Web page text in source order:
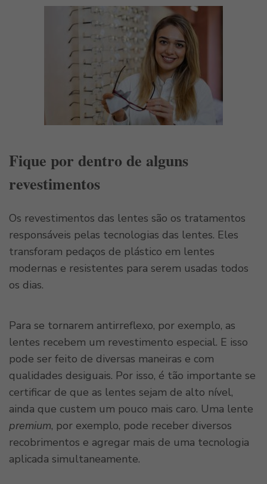
Fique por dentro de alguns
revestimentos
Os revestimentos das lentes são os tratamentos
responsáveis pelas tecnologias das lentes. Eles
transforam pedaços de plástico em lentes
modernas e resistentes para serem usadas todos
os dias.
Para se tornarem antirreflexo, por exemplo, as
lentes recebem um revestimento especial. E isso
pode ser feito de diversas maneiras e com
qualidades desiguais. Por isso, é tão importante se
certificar de que as lentes sejam de alto nível,
ainda que custem um pouco mais caro. Uma lente
premium, por exemplo, pode receber diversos
recobrimentos e agregar mais de uma tecnologia
aplicada simultaneamente.